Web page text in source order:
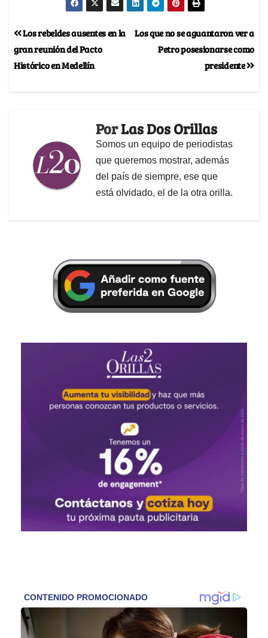
Los que no se aguantaron ver a
Petro posesionarse como
presidente
Los rebeldes ausentes en la
gran reunión del Pacto
Histórico en Medellín
PorLas Dos Orillas
Somos un equipo de periodistas
que queremos mostrar, además
del país de siempre, ese que
está olvidado, el de la otra orilla.